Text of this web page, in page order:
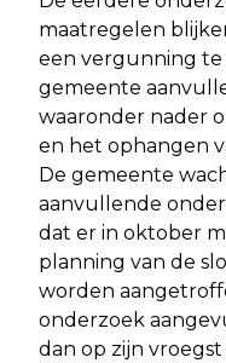
maatregelen
een vergunning te
gemeente
waaronder nader
en het ophangen
De gemeente
aanvullende
dat er in oktober
planning van de
worden
onderzoek
dan op zijn